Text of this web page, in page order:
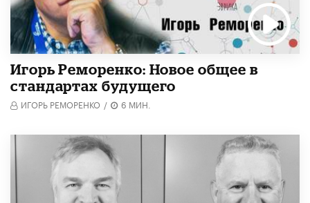
Игорь Реморенко: Новое общее в
стандартах будущего
ИГОРЬ РЕМОРЕНКО / 6 МИН.